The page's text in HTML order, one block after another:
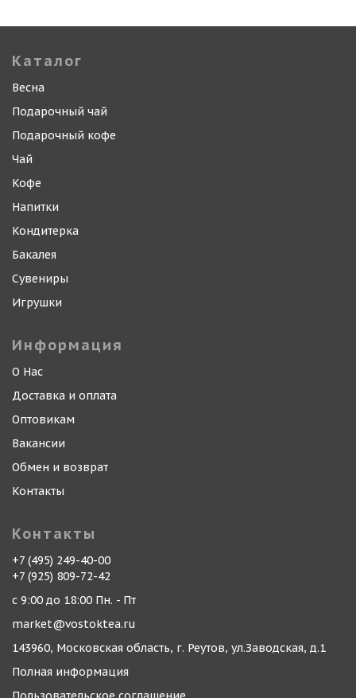
Каталог
Весна
Подарочный чай
Подарочный кофе
Чай
Кофе
Напитки
Кондитерка
Бакалея
Сувениры
Игрушки
Информация
О Нас
Доставка и оплата
Оптовикам
Вакансии
Обмен и возврат
Контакты
Контакты
+7 (495) 249-40-00
+7 (925) 809-72-42
с 9:00 до 18:00 Пн. - Пт
market@vostoktea.ru
143960, Московская область, г. Реутов, ул.Заводская, д.1
Полная информация